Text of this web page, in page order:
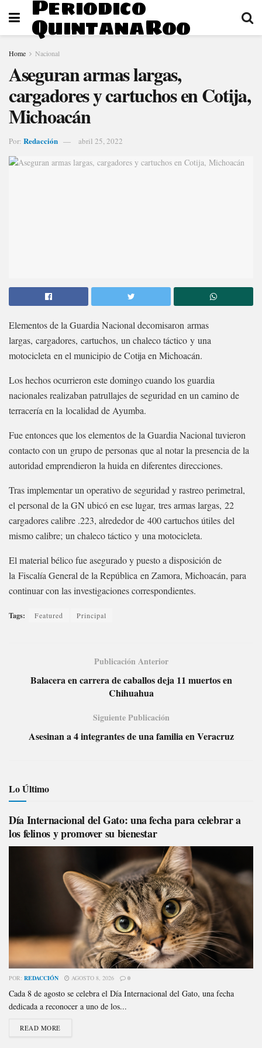
Periodico
QuintanaRoo
Home Nacional
Aseguran armas largas,
cargadores y cartuchos en Cotija,
Michoacán
Por: Redacción abril 25, 2022
Elementos de la Guardia Nacional decomisaron armas
largas, cargadores, cartuchos, un chaleco táctico y una
motocicleta en el municipio de Cotija en Michoacán.
Los hechos ocurrieron este domingo cuando los guardia
nacionales realizaban patrullajes de seguridad en un camino de
terracería en la localidad de Ayumba.
Fue entonces que los elementos de la Guardia Nacional tuvieron
contacto con un grupo de personas que al notar la presencia de la
autoridad emprendieron la huida en diferentes direcciones.
Tras implementar un operativo de seguridad y rastreo perimetral,
el personal de la GN ubicó en ese lugar, tres armas largas, 22
cargadores calibre .223, alrededor de 400 cartuchos útiles del
mismo calibre; un chaleco táctico y una motocicleta.
El material bélico fue asegurado y puesto a disposición de
la Fiscalía General de la República en Zamora, Michoacán, para
continuar con las investigaciones correspondientes.
Tags: Featured Principal
Publicación Anterior
Balacera en carrera de caballos deja 11 muertos en
Chihuahua
Siguiente Publicación
Asesinan a 4 integrantes de una familia en Veracruz
Lo Último
Día Internacional del Gato: una fecha para celebrar a
los felinos y promover su bienestar
POR: REDACCIÓN AGOSTO 8, 2026 0
Cada 8 de agosto se celebra el Día Internacional del Gato, una fecha
dedicada a reconocer a uno de los...
READ MORE